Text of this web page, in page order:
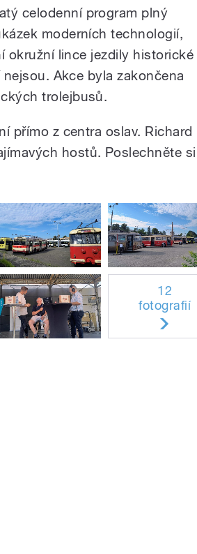
celodenní program plný
moderních technologií,
okružní lince jezdily historické
Akce byla zakončena
trolejbusů.
přímo z centra oslav. Richard
hostů. Poslechněte si
12
fotografií